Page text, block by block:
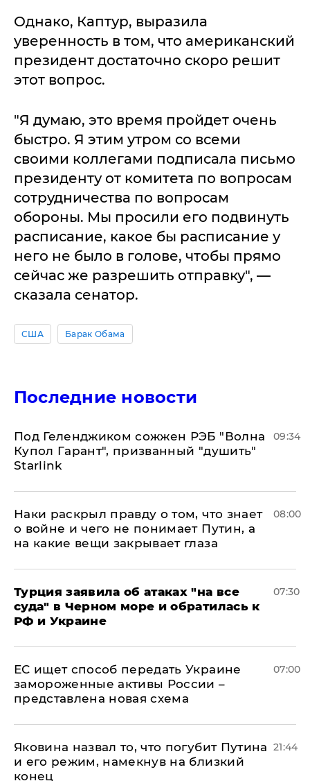
Однако, Каптур, выразила
уверенность в том, что американский
президент достаточно скоро решит
этот вопрос.
"Я думаю, это время пройдет очень
быстро. Я этим утром со всеми
своими коллегами подписала письмо
президенту от комитета по вопросам
сотрудничества по вопросам
обороны. Мы просили его подвинуть
расписание, какое бы расписание у
него не было в голове, чтобы прямо
сейчас же разрешить отправку", —
сказала сенатор.
США Барак Обама
Последние новости
Под Геленджиком сожжен РЭБ "Волна
Купол Гарант", призванный "душить"
Starlink
09:34
Наки раскрыл правду о том, что знает
о войне и чего не понимает Путин, а
на какие вещи закрывает глаза
08:00
Турция заявила об атаках "на все
суда" в Черном море и обратилась к
РФ и Украине
07:30
ЕС ищет способ передать Украине
замороженные активы России –
представлена новая схема
07:00
Яковина назвал то, что погубит Путина
и его режим, намекнув на близкий
конец
21:44